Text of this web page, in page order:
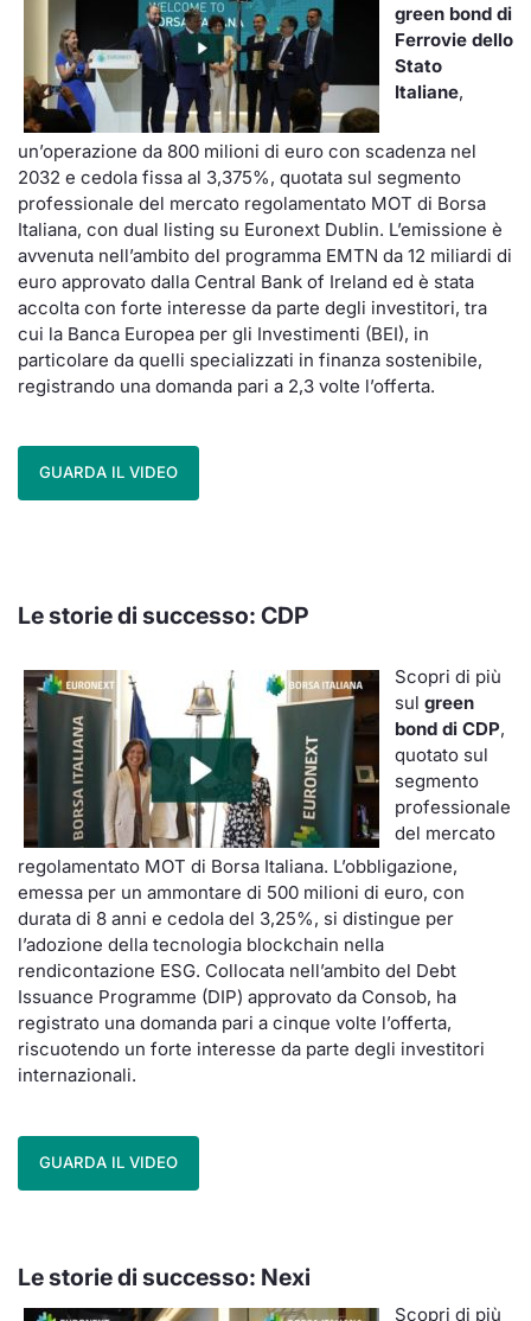
green bond di
Ferrovie dello
Stato
Italiane,
un’operazione da 800 milioni di euro con scadenza nel
2032 e cedola fissa al 3,375%, quotata sul segmento
professionale del mercato regolamentato MOT di Borsa
Italiana, con dual listing su Euronext Dublin. L’emissione è
avvenuta nell’ambito del programma EMTN da 12 miliardi di
euro approvato dalla Central Bank of Ireland ed è stata
accolta con forte interesse da parte degli investitori, tra
cui la Banca Europea per gli Investimenti (BEI), in
particolare da quelli specializzati in finanza sostenibile,
registrando una domanda pari a 2,3 volte l’offerta.
GUARDA IL VIDEO
Le storie di successo: CDP
Scopri di più
sul green
bond di CDP,
quotato sul
segmento
professionale
del mercato
regolamentato MOT di Borsa Italiana. L’obbligazione,
emessa per un ammontare di 500 milioni di euro, con
durata di 8 anni e cedola del 3,25%, si distingue per
l’adozione della tecnologia blockchain nella
rendicontazione ESG. Collocata nell’ambito del Debt
Issuance Programme (DIP) approvato da Consob, ha
registrato una domanda pari a cinque volte l’offerta,
riscuotendo un forte interesse da parte degli investitori
internazionali.
GUARDA IL VIDEO
Le storie di successo: Nexi
Scopri di più